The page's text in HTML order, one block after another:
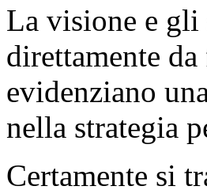
La visione e gli
direttamente
evidenziano
nella strategia
Certamente si